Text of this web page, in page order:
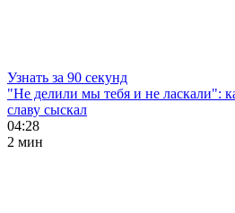
Узнать за 90 секунд
"Не делили мы тебя и не ласкали":
славу сыскал
04:28
2 мин